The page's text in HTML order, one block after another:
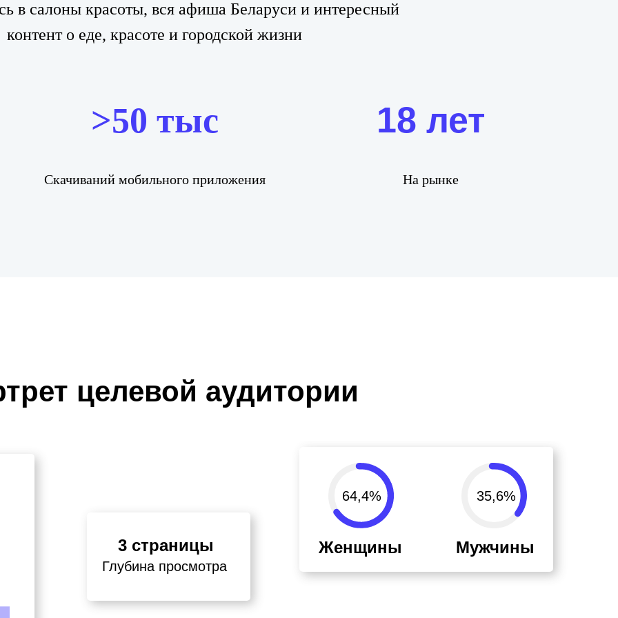
в салоны красоты, вся афиша Беларуси и интересный
контент о еде, красоте и городской жизни
>50 тыс
Скачиваний мобильного приложения
18 лет
На рынке
целевой аудитории
3 страницы
Глубина просмотра
Женщины Мужчины
64,4% 35,6%